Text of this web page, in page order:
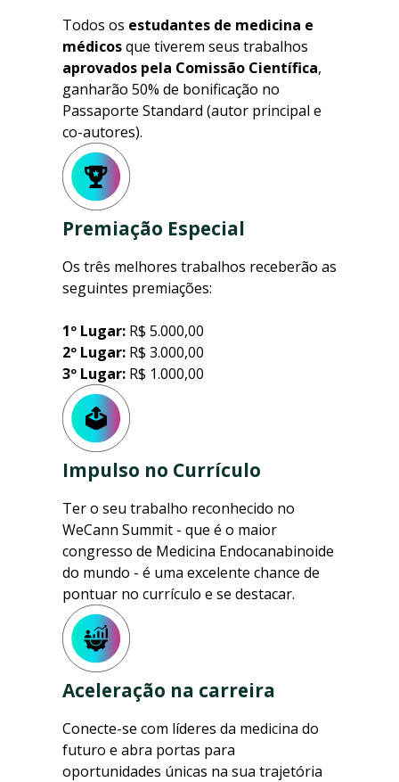
Todos os estudantes de medicina e
médicosque tiverem seus trabalhos
aprovados pela Comissão Científica,
ganharão 50% de bonificação no
Passaporte Standard (autor principal e
co-autores).
Premiação Especial
Os três melhores trabalhos receberão as
seguintes premiações:
1º Lugar: R$ 5.000,00
2º Lugar: R$ 3.000,00
3º Lugar: R$ 1.000,00
Impulso no Currículo
Ter o seu trabalho reconhecido no
WeCann Summit - que é o maior
congresso de Medicina Endocanabinoide
do mundo - é uma excelente chance de
pontuar no currículo e se destacar.
Aceleração na carreira
Conecte-se com líderes da medicina do
futuro e abra portas para
oportunidades únicas na sua trajetória